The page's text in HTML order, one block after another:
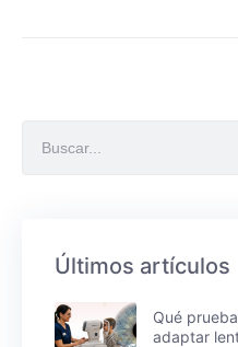
Últimos artículos
Qué
adaptar